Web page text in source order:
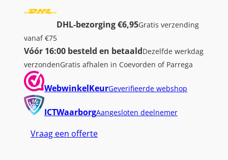
DHL-bezorging €6,95Gratis verzending
vanaf €75
Vóór 16:00 besteld en betaaldDezelfde werkdag
verzondenGratis afhalen in Coevorden of Parrega
WebwinkelKeurGeverifieerde webshop
ICTWaarborgAangesloten deelnemer
Vraag een offerte